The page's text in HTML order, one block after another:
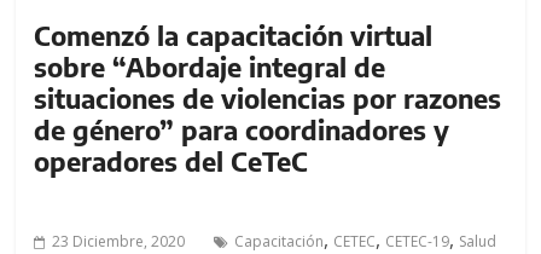
Comenzó la capacitación virtual
sobre “Abordaje integral de
situaciones de violencias por razones
de género” para coordinadores y
operadores del CeTeC
23 Diciembre, 2020 Capacitación, CETEC, CETEC-19, Salud